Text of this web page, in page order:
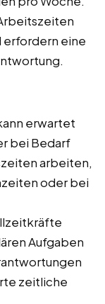
erfordern eine
erwartet
bei Bedarf
arbeiten,
oder bei
Aufgaben
zeitliche